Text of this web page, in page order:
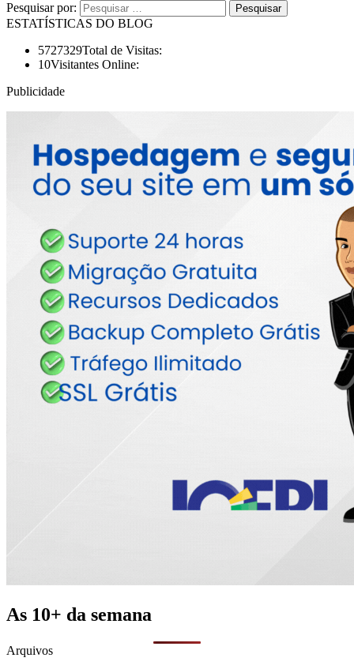
Pesquisar por:
ESTATÍSTICAS DO BLOG
5727329Total de Visitas:
10Visitantes Online:
Publicidade
As 10+ da semana
Arquivos